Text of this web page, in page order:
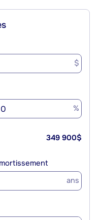
$
%
349 900$
ans